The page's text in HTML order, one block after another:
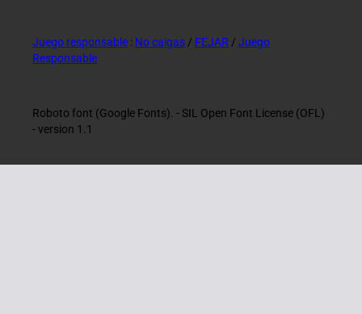
Juego responsable : No caigas / FEJAR / Juego
Responsable
Roboto font (Google Fonts). - SIL Open Font License (OFL)
- version 1.1